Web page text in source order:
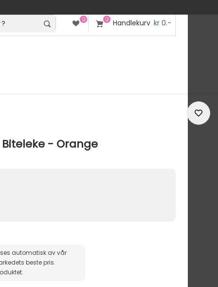
0 0 Handlekurv kr 0.-
- Orange
automatisk av vår